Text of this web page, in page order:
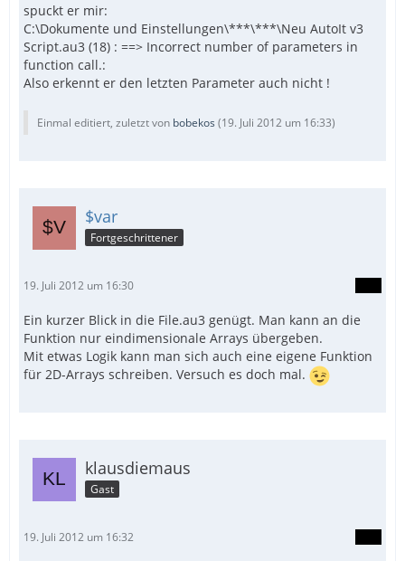
spuckt er mir:
C:\Dokumente und Einstellungen\***\***\Neu AutoIt v3
Script.au3 (18) : ==> Incorrect number of parameters in
function call.:
Also erkennt er den letzten Parameter auch nicht !
Einmal editiert, zuletzt von bobekos (19. Juli 2012 um 16:33)
$var
Fortgeschrittener
19. Juli 2012 um 16:30
Ein kurzer Blick in die File.au3 genügt. Man kann an die
Funktion nur eindimensionale Arrays übergeben.
Mit etwas Logik kann man sich auch eine eigene Funktion
für 2D-Arrays schreiben. Versuch es doch mal.
klausdiemaus
Gast
19. Juli 2012 um 16:32